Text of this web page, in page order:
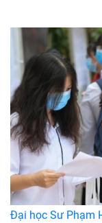
Đại học Sư Phạm